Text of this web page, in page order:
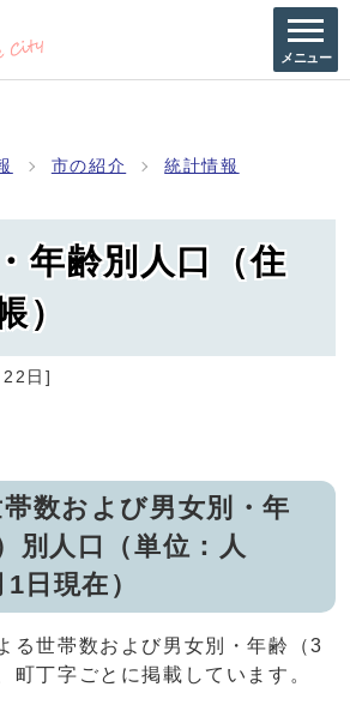
メニュー
市の紹介 統計情報
年齢別人口（住
）
日 ]
数および男女別・年
別人口（単位：人
1日現在）
る世帯数および男女別・年齢（3
町丁字ごとに掲載しています。